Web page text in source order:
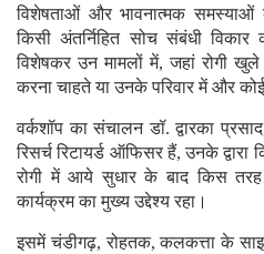
विशेषताओं और भावनात्मक
किसी अंतर्निहित सोच संबंधी
विशेषकर उन मामलों में, जहां रोगी
करना चाहते या उनके परिवार में और कोई
वर्कशॉप का संचालन डॉ. द्वारका
रिसर्च रिटायर्ड ऑफिसर हैं, उनके द्वारा
रोगी में आये सुधार के बाद किस तरह
कार्यक्रम का मुख्य उद्देश्य रहा।
इसमें चंडीगढ़, रोहतक, कलकत्ता के